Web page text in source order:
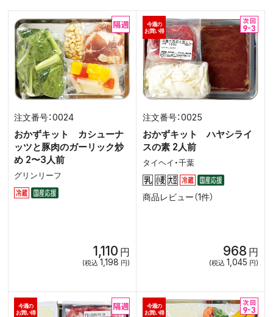
0024
おかずキット カシューナ
ッツと豚肉のガーリック炒
め 2〜3人前
グリンリーフ
1,110 円
(税込 1,198 円)
0025
おかずキット ハヤシライ
スの素 2人前
タイヘイ・千葉
今週の
お買い得
商品レビュー（1件）
968 円
(税込 1,045 円)
今週の
お買い得
今週の
お買い得